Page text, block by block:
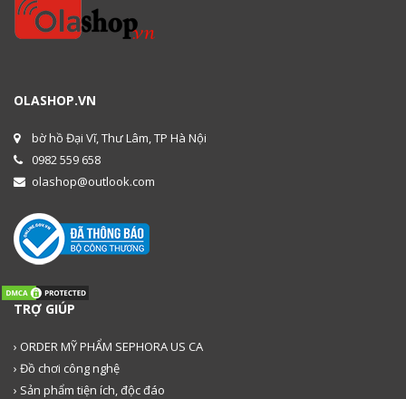
OLASHOP.VN
bờ hồ Đại Vĩ, Thư Lâm, TP Hà Nội
0982 559 658
olashop@outlook.com
TRỢ GIÚP
› ORDER MỸ PHẨM SEPHORA US CA
› Đồ chơi công nghệ
› Sản phẩm tiện ích, độc đáo